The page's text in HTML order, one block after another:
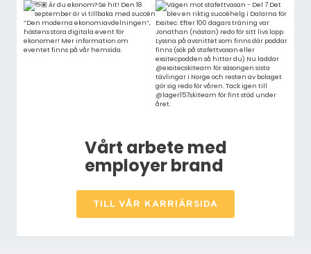
Vårt arbete med
employer brand
TILL VÅR KARRIÄRSIDA